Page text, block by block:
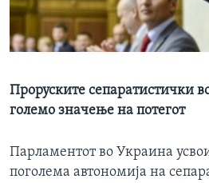
ИНТЕРВЈУА
Јазици
Проруските сепаратистички
големо значење на потегот
Парламентот во Украина
поголема автономија на